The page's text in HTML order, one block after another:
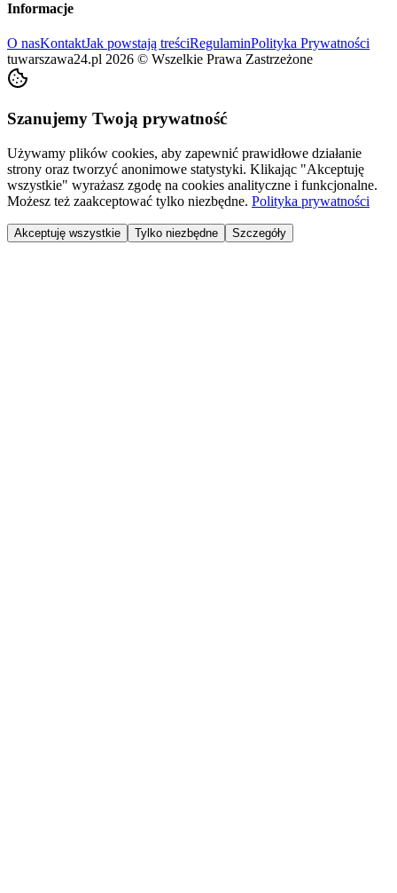
Informacje
O nasKontaktJak powstają treściRegulaminPolityka Prywatności
tuwarszawa24.pl 2026 © Wszelkie Prawa Zastrzeżone
Szanujemy Twoją prywatność
Używamy plików cookies, aby zapewnić prawidłowe działanie
strony oraz tworzyć anonimowe statystyki. Klikając "Akceptuję
wszystkie" wyrażasz zgodę na cookies analityczne i funkcjonalne.
Możesz też zaakceptować tylko niezbędne. Polityka prywatności
Akceptuję wszystkie Tylko niezbędne Szczegóły